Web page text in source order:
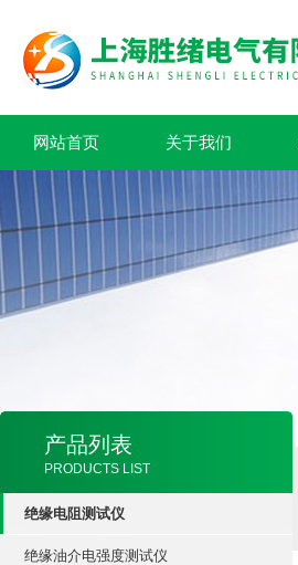
网站首页 关于我们
产品列表
PRODUCTS LIST
绝缘电阻测试仪
绝缘油介电强度测试仪